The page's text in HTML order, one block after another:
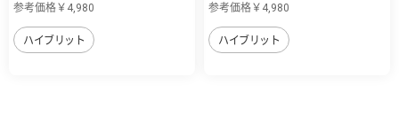
参考価格￥4,980
ハイブリット
参考価格￥4,980
ハイブリット